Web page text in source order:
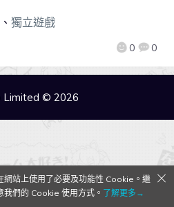
0 0
、 獨立遊戲
Limited © 2026
網站上使用了必要及功能性 Cookie。繼
們的 Cookie 使用方式。 了解更多→